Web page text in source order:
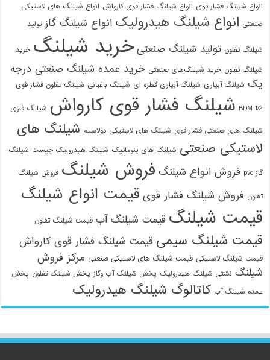
انواع شیلنگ فشار قوی انواع شیلنگ فشار قوی کارواش انواع شیلنگ های لاستیکی
صنعتی انواع شیلنگ هیدرولیک انواع شیلنگ گاز تولید
شیلنگ تفلون تولید شیلنگ صنعتی خرید شیلنگ خرید
شیلنگ تفلون خرید شیلنگ‌های صنعتی خرید عمده شیلنگ صنعتی درجه
یک شیلنگ آبیاری شیلنگ آبیاری قطره ای شیلنگ باغبانی شیلنگ تفلون فشار قوی
1/2 BDM شیلنگ فشار قوی کارواش شیلنگ فلزی
شیلنگ های صنعتی فشار قوی شیلنگ های لاستیکی دولاسیم شیلنگ های
لاستیکی صنعتی شیلنگ های پنوماتیک شیلنگ هیدرولیک چیست شیلنگ
گاز pvc فروش انواع شیلنگ فروش شیلنگ فروش شیلنگ
تفلون فروش شیلنگ فشار قوی قیمت انواع شیلنگ
قیمت شیلنگ قیمت شیلنگ آب قیمت شیلنگ تفلون
قیمت شیلنگ سیمی قیمت شیلنگ فشار قوی کارواش
قیمت شیلنگ لاستیکی قیمت شیلنگ های لاستیکی صنعتی مرکز فروش
شیلنگ نشتی شیلنگ هیدرولیک پخش شیلنگ آب وگاز پخش شیلنگ تفلون پخش
عمده شیلنگ آب کاتالوگ شیلنگ هیدرولیک